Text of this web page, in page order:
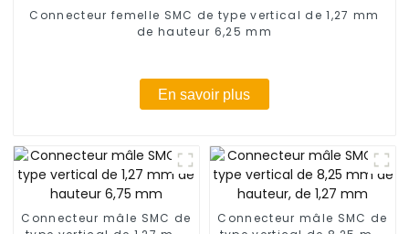
Connecteur femelle SMC de type vertical de 1,27 mm
de hauteur 6,25 mm
En savoir plus
Connecteur mâle SMC de
Connecteur mâle SMC de